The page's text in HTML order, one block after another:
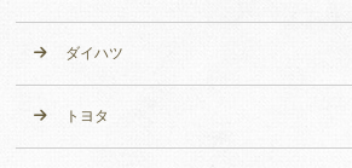
ダイハツ
トヨタ